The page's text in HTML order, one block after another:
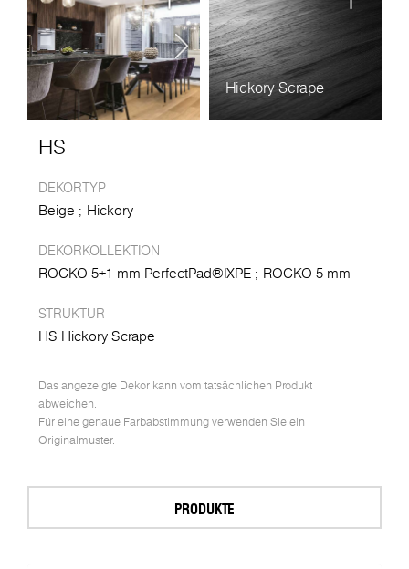
Hickory Scrape
HS
DEKORTYP
Beige Hickory
DEKORKOLLEKTION
ROCKO 5+1 mm PerfectPad®IXPE ROCKO 5 mm
STRUKTUR
HS Hickory Scrape
Das angezeigte Dekor kann vom tatsächlichen Produkt
abweichen.
Für eine genaue Farbabstimmung verwenden Sie ein
Originalmuster.
PRODUKTE